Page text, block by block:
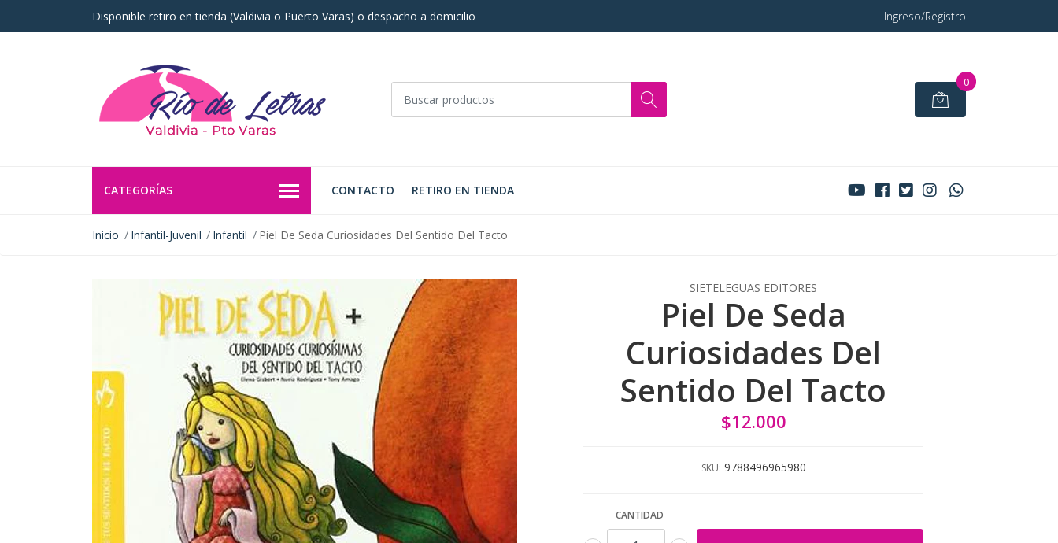
Disponible retiro en tienda (Valdivia o Puerto Varas) o despacho a domicilio Ingreso/Registro
0
CATEGORÍAS CONTACTO RETIRO EN TIENDA
Inicio Infantil-Juvenil Infantil Piel De Seda Curiosidades Del Sentido Del Tacto
SIETELEGUAS EDITORES
Piel De Seda
Curiosidades Del
Sentido Del Tacto
$12.000
SKU: 9788496965980
CANTIDAD